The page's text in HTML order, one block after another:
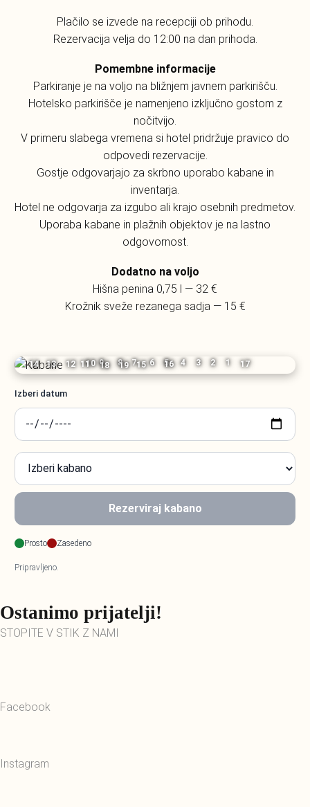
Plačilo se izvede na recepciji ob prihodu.
Rezervacija velja do 12:00 na dan prihoda.
Pomembne informacije
Parkiranje je na voljo na bližnjem javnem parkirišču.
Hotelsko parkirišče je namenjeno izključno gostom z
nočitvijo.
V primeru slabega vremena si hotel pridržuje pravico do
odpovedi rezervacije.
Gostje odgovarjajo za skrbno uporabo kabane in
inventarja.
Hotel ne odgovarja za izgubo ali krajo osebnih predmetov.
Uporaba kabane in plažnih objektov je na lastno
odgovornost.
Dodatno na voljo
Hišna penina 0,75 l — 32 €
Krožnik sveže rezanega sadja — 15 €
1
2
3
4
5
6
7
8
9
10
11
12
13
14 15 16 17
18 19
Izberi datum
Rezerviraj kabano
Prosto Zasedeno
Pripravljeno.
Ostanimo prijatelji!
STOPITE V STIK Z NAMI
Facebook
Instagram